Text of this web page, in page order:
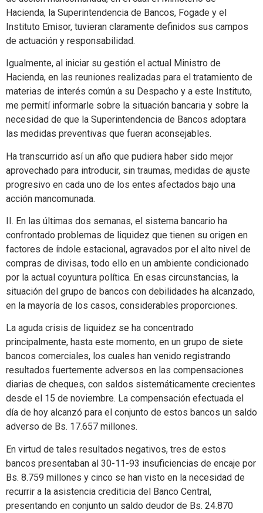
Hacienda, la Superintendencia de Bancos, Fogade y el
Instituto Emisor, tuvieran claramente definidos sus campos
de actuación y responsabilidad.
Igualmente, al iniciar su gestión el actual Ministro de
Hacienda, en las reuniones realizadas para el tratamiento de
materias de interés común a su Despacho y a este Instituto,
me permití informarle sobre la situación bancaria y sobre la
necesidad de que la Superintendencia de Bancos adoptara
las medidas preventivas que fueran aconsejables.
Ha transcurrido así un año que pudiera haber sido mejor
aprovechado para introducir, sin traumas, medidas de ajuste
progresivo en cada uno de los entes afectados bajo una
acción mancomunada.
II. En las últimas dos semanas, el sistema bancario ha
confrontado problemas de liquidez que tienen su origen en
factores de índole estacional, agravados por el alto nivel de
compras de divisas, todo ello en un ambiente condicionado
por la actual coyuntura política. En esas circunstancias, la
situación del grupo de bancos con debilidades ha alcanzado,
en la mayoría de los casos, considerables proporciones.
La aguda crisis de liquidez se ha concentrado
principalmente, hasta este momento, en un grupo de siete
bancos comerciales, los cuales han venido registrando
resultados fuertemente adversos en las compensaciones
diarias de cheques, con saldos sistemáticamente crecientes
desde el 15 de noviembre. La compensación efectuada el
día de hoy alcanzó para el conjunto de estos bancos un saldo
adverso de Bs. 17.657 millones.
En virtud de tales resultados negativos, tres de estos
bancos presentaban al 30-11-93 insuficiencias de encaje por
Bs. 8.759 millones y cinco se han visto en la necesidad de
recurrir a la asistencia crediticia del Banco Central,
presentando en conjunto un saldo deudor de Bs. 24.870